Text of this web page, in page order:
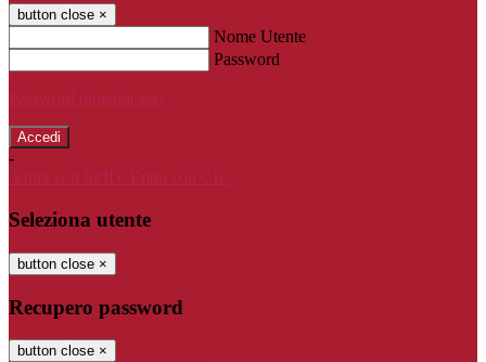
button close ×
Nome Utente
Password
Password dimenticata?
-
Entra con SPID
Entra con CIE
Seleziona utente
button close ×
Recupero password
button close ×